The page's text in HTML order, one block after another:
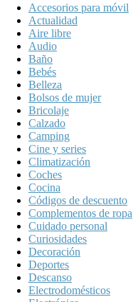
Accesorios para móvil
Actualidad
Aire libre
Audio
Baño
Bebés
Belleza
Bolsos de mujer
Bricolaje
Calzado
Camping
Cine y series
Climatización
Coches
Cocina
Códigos de descuento
Complementos de ropa
Cuidado personal
Curiosidades
Decoración
Deportes
Descanso
Electrodomésticos